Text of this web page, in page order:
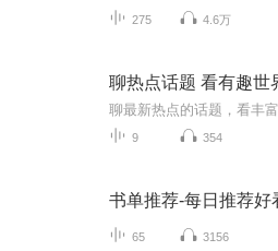
275 4.6万
聊热点话题 看有趣世
9 354
书单推荐-每日推荐好
65 3156